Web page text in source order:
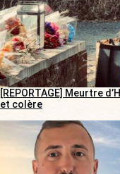
[REPORTAGE] Meurtre
et colère